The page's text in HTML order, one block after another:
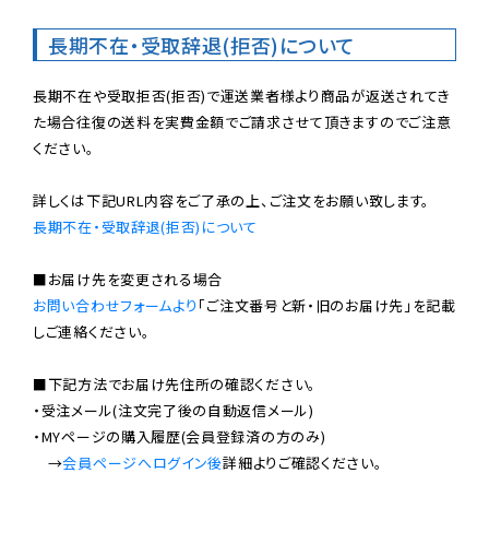
長期不在・受取辞退(拒否)について
長期不在や受取拒否(拒否)で運送業者様より商品が返送されてき
た場合往復の送料を実費金額でご請求させて頂きますのでご注意
ください。
長期不在・受取辞退(拒否)について
お問い合わせフォームより 「ご注文番号と新・旧のお届け先」を記載
しご連絡ください。
■下記方法でお届け先住所の確認ください。
・受注メール(注文完了後の自動返信メール)
・MYページの購入履歴(会員登録済の方のみ)
→会員ページへログイン後